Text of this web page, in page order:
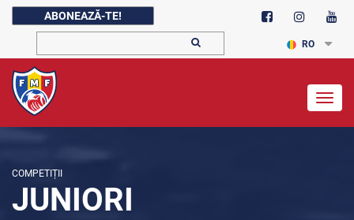
ABONEAZĂ-TE!
RO
COMPETIȚII
JUNIORI